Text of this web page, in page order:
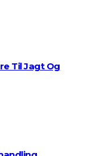
Til Jagt Og